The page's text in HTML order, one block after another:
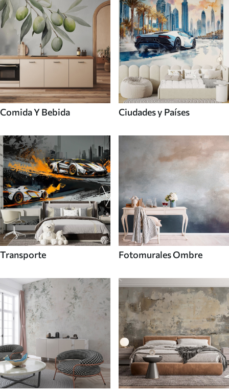
Comida Y Bebida Ciudades y Países
Transporte Fotomurales Ombre